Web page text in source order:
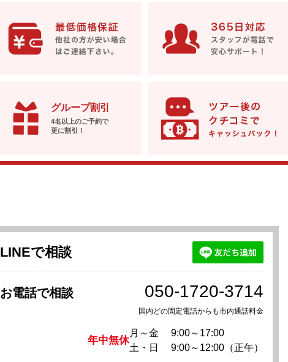
グループ割引
4名以上のご予約で
更に割引！
LINEで相談
お電話で相談 050-1720-3714
国内どの固定電話からも市内通話料金
年中無休
月～金
9:00～17:00
土・日
9:00～12:00（正午）